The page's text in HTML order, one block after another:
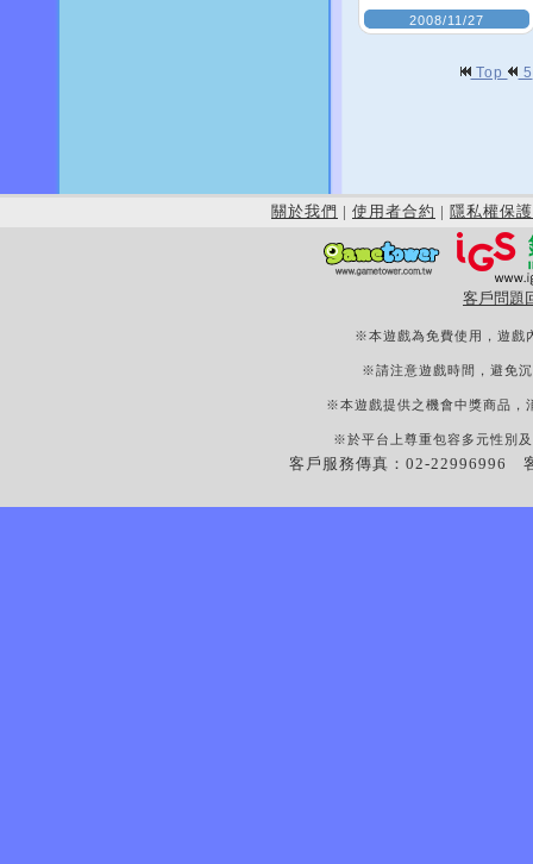
2008/11/27
Top 5
關於我們 | 使用者合約 | 隱私權保護
客戶問題
※本遊戲為免費使用，遊戲
※請注意遊戲時間，避免
※本遊戲提供之機會中獎商品，
※於平台上尊重包容多元性別
客戶服務傳真：02-22996996